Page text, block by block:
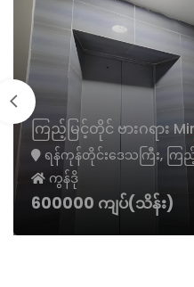
ကြည့်မြင့်တိုင် ဗားဂရား
ရန်ကုန်တိုင်းဒေသကြီး, ကြ
ကွန်ဒို
600000 ကျပ်(သိန်း)